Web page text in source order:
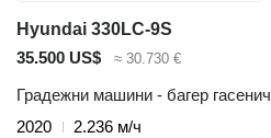
Hyundai 330LC-9S
35.500 US$
≈ 30.730 €
Градежни машини - багер
2020
2.236 м/ч